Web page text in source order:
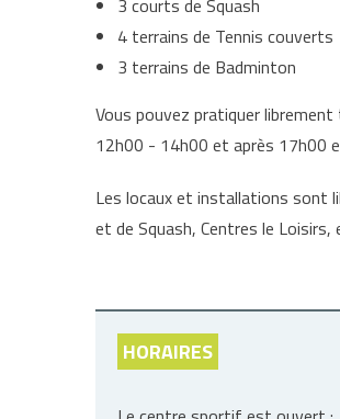
4 terrains de Tennis couverts
3 terrains de Badminton
Vous pouvez pratiquer
12h00 - 14h00 et après 17h00
Les locaux et installations sont
et de Squash, Centres le Loisirs,
HORAIRES